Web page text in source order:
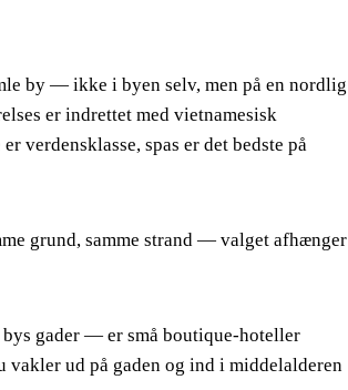
by — ikke i byen selv, men på en nordlig
er indrettet med vietnamesisk
verdensklasse, spas er det bedste på
grund, samme strand — valget afhænger
gader — er små boutique-hoteller
ud på gaden og ind i middelalderen